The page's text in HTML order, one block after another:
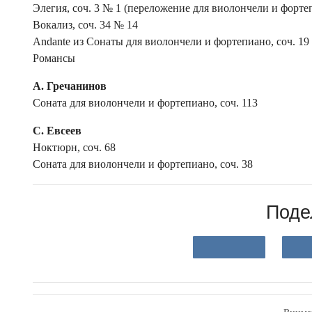
Элегия, соч. 3 № 1 (переложение для виолончели и
Вокализ, соч. 34 № 14
Andante из Сонаты для виолончели и фортепиано, сoч. 19
Романсы
А. Гречанинов
Соната для виолончели и фортепиано, соч. 113
С. Евсеев
Ноктюрн, соч. 68
Соната для виолончели и фортепиано, соч. 38